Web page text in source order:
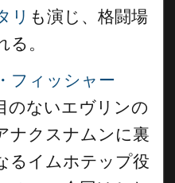
リ も演じ、格闘場
。
フィッシャー
のないエヴリンの
ナクスナムンに裏
るイムホテップ役